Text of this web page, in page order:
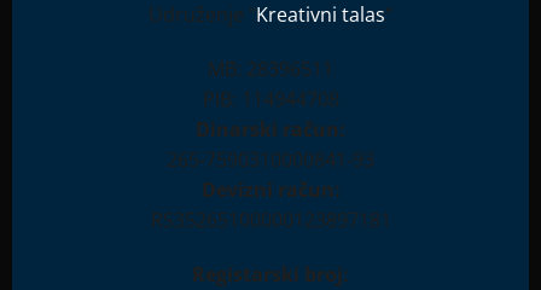
Udruženje "Kreativni talas"
MB: 28396511
PIB: 114944708
Dinarski račun:
265-7590310000841-93
Devizni račun:
RS35265100000123897181
Registarski broj: